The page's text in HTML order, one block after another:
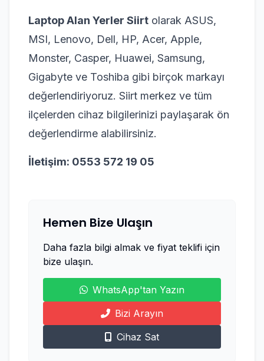
Laptop Alan Yerler Siirt olarak ASUS,
MSI, Lenovo, Dell, HP, Acer, Apple,
Monster, Casper, Huawei, Samsung,
Gigabyte ve Toshiba gibi birçok markayı
değerlendiriyoruz. Siirt merkez ve tüm
ilçelerden cihaz bilgilerinizi paylaşarak ön
değerlendirme alabilirsiniz.
İletişim: 0553 572 19 05
Hemen Bize Ulaşın
Daha fazla bilgi almak ve fiyat teklifi için
bize ulaşın.
WhatsApp'tan Yazın
Bizi Arayın
Cihaz Sat